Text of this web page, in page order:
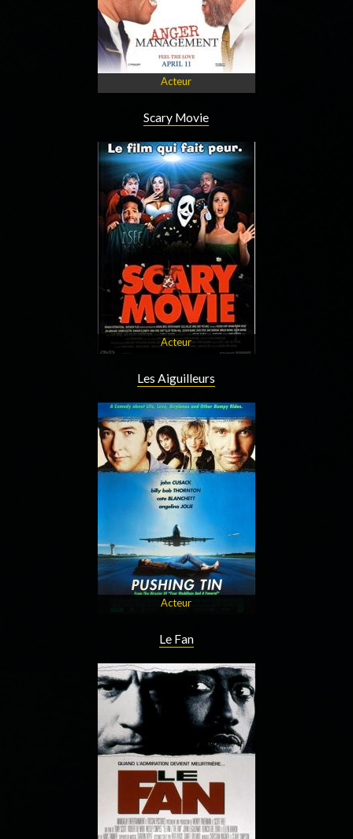
Acteur
Scary Movie
Acteur
Les Aiguilleurs
Acteur
Le Fan